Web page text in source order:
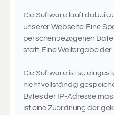
Die Software läuft dabei
unserer Webseite. Eine
personenbezogenen
statt. Eine Weitergabe der
Die Software ist so
nicht vollständig
Bytes der IP-Adresse
ist eine Zuordnung der